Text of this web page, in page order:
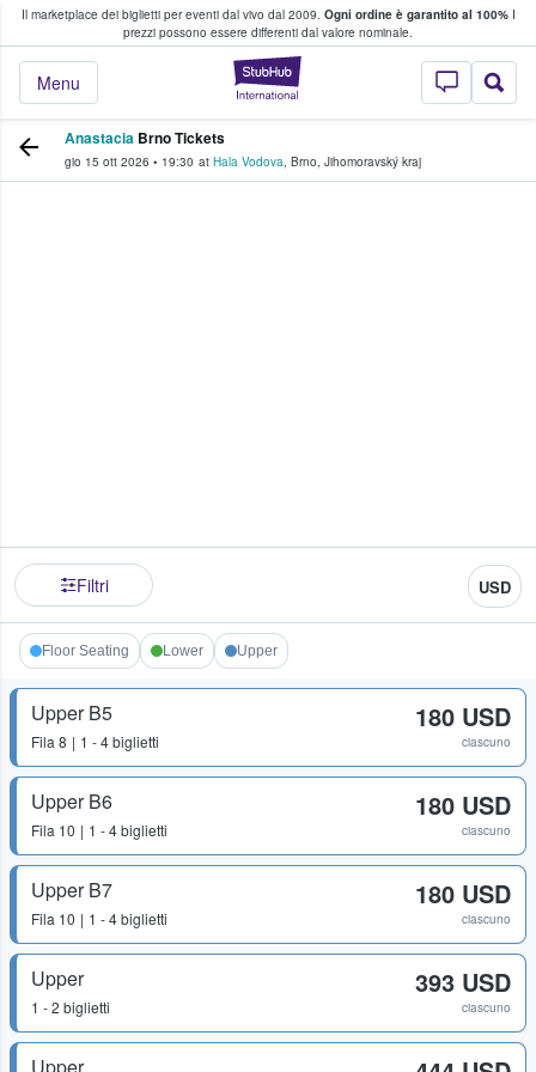
Il marketplace dei biglietti per eventi dal vivo dal 2009. Ogni ordine è garantito al 100%I
prezzi possono essere differenti dal valore nominale.
StubHub - Dove
Menu
fan comprano e vendono biglietti
Anastacia Brno Tickets
gio 15 ott 2026 • 19:30 at Hala Vodova, Brno, Jihomoravský kraj
Filtri USD
Floor Seating Lower Upper
Upper B5
Fila 8 1 - 4 biglietti
180 USD
ciascuno
Upper B6
Fila 10 1 - 4 biglietti
180 USD
ciascuno
Upper B7
Fila 10 1 - 4 biglietti
180 USD
ciascuno
Upper
1 - 2 biglietti
393 USD
ciascuno